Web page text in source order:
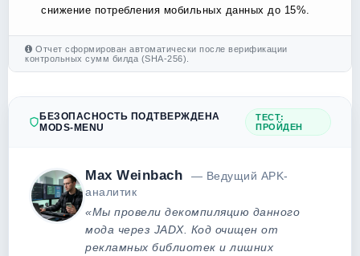
снижение потребления мобильных данных до 15%.
Отчет сформирован автоматически после верификации
контрольных сумм билда (SHA-256).
БЕЗОПАСНОСТЬ ПОДТВЕРЖДЕНА
MODS-MENU
ТЕСТ:
ПРОЙДЕН
Max Weinbach
— Ведущий APK-
аналитик
«Мы провели декомпиляцию данного
мода через JADX. Код очищен от
рекламных библиотек и лишних